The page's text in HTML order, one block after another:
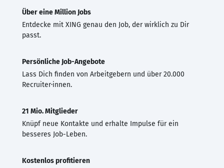
Über eine Million Jobs
Entdecke mit XING genau den Job, der wirklich zu Dir
passt.
Persönliche Job-Angebote
Lass Dich finden von Arbeitgebern und über 20.000
Recruiter·innen.
21 Mio. Mitglieder
Knüpf neue Kontakte und erhalte Impulse für ein
besseres Job-Leben.
Kostenlos profitieren